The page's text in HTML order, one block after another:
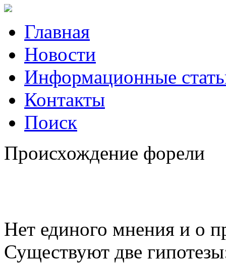
Главная
Новости
Информационные
Контакты
Поиск
Происхождение форели
Нет единого мнения и о
Существуют две